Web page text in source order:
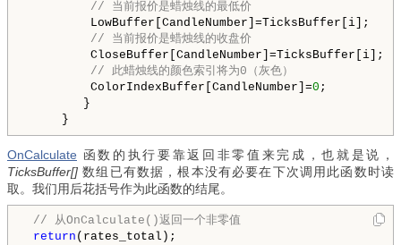
// 当前报价是蜡烛线的最低价
LowBuffer[CandleNumber]=TicksBuffer[i];
// 当前报价是蜡烛线的收盘价
CloseBuffer[CandleNumber]=TicksBuffer[i];
// 此蜡烛线的颜色索引将为0（灰色）
ColorIndexBuffer[CandleNumber]=0 ;
}
}
OnCalculate 函数的执行要靠返回非零值来完成，也就是说，
TicksBuffer[] 数组已有数据，根本没有必要在下次调用此函数时读
取。我们用后花括号作为此函数的结尾。
// 从OnCalculate()返回一个非零值
return (rates_total);